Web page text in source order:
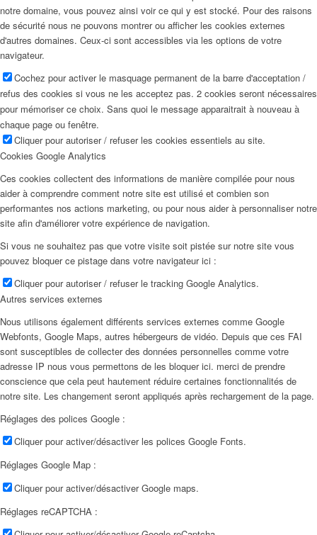
notre domaine, vous pouvez ainsi voir ce qui y est stocké. Pour des raisons
de sécurité nous ne pouvons montrer ou afficher les cookies externes
d'autres domaines. Ceux-ci sont accessibles via les options de votre
navigateur.
Cochez pour activer le masquage permanent de la barre d'acceptation /
refus des cookies si vous ne les acceptez pas. 2 cookies seront nécessaires
pour mémoriser ce choix. Sans quoi le message apparaitrait à nouveau à
chaque page ou fenêtre.
Cliquer pour autoriser / refuser les cookies essentiels au site.
Cookies Google Analytics
Ces cookies collectent des informations de manière compilée pour nous
aider à comprendre comment notre site est utilisé et combien son
performantes nos actions marketing, ou pour nous aider à personnaliser notre
site afin d'améliorer votre expérience de navigation.
Si vous ne souhaitez pas que votre visite soit pistée sur notre site vous
pouvez bloquer ce pistage dans votre navigateur ici :
Cliquer pour autoriser / refuser le tracking Google Analytics.
Autres services externes
Nous utilisons également différents services externes comme Google
Webfonts, Google Maps, autres hébergeurs de vidéo. Depuis que ces FAI
sont susceptibles de collecter des données personnelles comme votre
adresse IP nous vous permettons de les bloquer ici. merci de prendre
conscience que cela peut hautement réduire certaines fonctionnalités de
notre site. Les changement seront appliqués après rechargement de la page.
Réglages des polices Google :
Cliquer pour activer/désactiver les polices Google Fonts.
Réglages Google Map :
Cliquer pour activer/désactiver Google maps.
Réglages reCAPTCHA :